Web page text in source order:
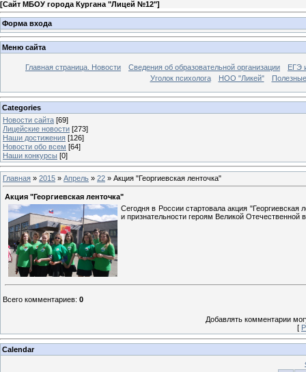
[Сайт МБОУ города Кургана "Лицей №12"]
Форма входа
Меню сайта
Главная страница. Новости Сведения об образовательной организации
ЕГЭ
Уголок психолога
НОО "Ликей"
Categories
Новости сайта [69]
Лицейские новости [273]
Наши достижения [126]
Новости обо всем [64]
Наши конкурсы [0]
Главная » 2015 » Апрель » 22 » Акция "Георгиевская ленточка"
Акция "Георгиевская ленточка"
Сегодня в России стартовала акция
и признательности героям Великой
Всего комментариев: 0
Добавлять комментарии
[
Calendar